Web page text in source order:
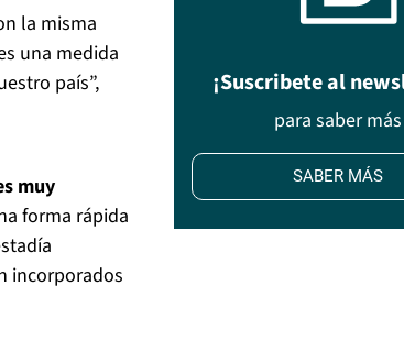
la misma
una medida
país”,
muy
forma rápida
incorporados
¡Suscribete al
para saber más
SABER MÁS